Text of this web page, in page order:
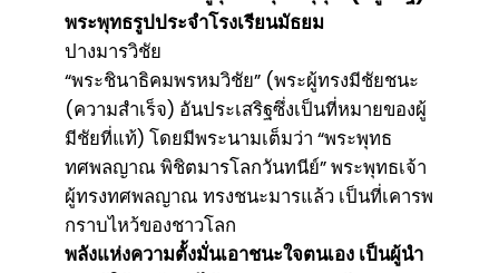
พระพุทธรูปประจำโรงเรียนมัธยม
ปางมารวิชัย
“พระชินาธิคมพรหมวิชัย” (พระผู้ทรงมีชัยชนะ
(ความสำเร็จ) อันประเสริฐซึ่งเป็นที่หมายของผู้
มีชัยที่แท้) โดยมีพระนามเต็มว่า “พระพุทธ
ทศพลญาณ พิชิตมารโลกวันทนีย์” พระพุทธเจ้า
ผู้ทรงทศพลญาณ ทรงชนะมารแล้ว เป็นที่เคารพ
กราบไหว้ของชาวโลก
พลังแห่งความตั้งมั่นเอาชนะใจตนเอง เป็นผู้นำ